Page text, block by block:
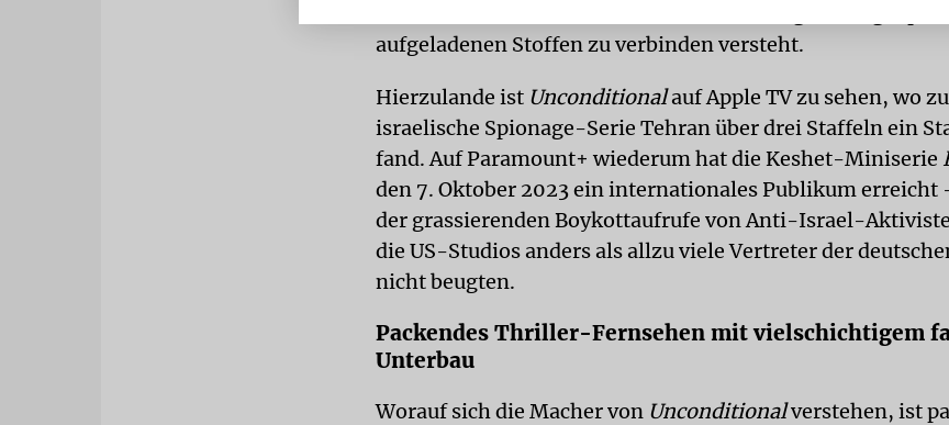
aufgeladenen Stoffen zu verbinden versteht.
Hierzulande ist Unconditionalauf Apple TV zu sehen, wo
israelische Spionage-Serie Tehran über drei Staffeln ein
fand. Auf Paramount+ wiederum hat die Keshet-Miniserie
den 7. Oktober 2023 ein internationales Publikum erreicht
der grassierenden Boykottaufrufe von Anti-Israel-
die US-Studios anders als allzu viele Vertreter der
nicht beugten.
Packendes Thriller-Fernsehen mit vielschichtigem
Unterbau
Worauf sich die Macher von Unconditionalverstehen, ist